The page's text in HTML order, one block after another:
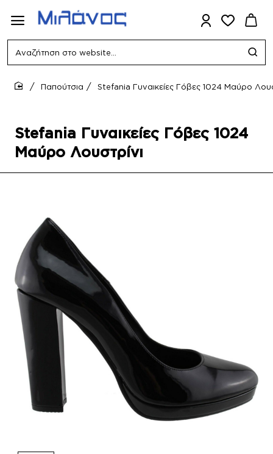
Αναζήτηση
website...
Stefania Γυναικείες Γόβες 1024
Μαύρο Λουστρίνι
Παπούτσια Stefania Γυναικείες Γόβες 1024 Μαύρο